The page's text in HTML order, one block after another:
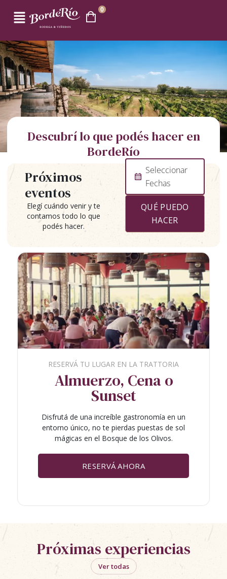
0
Descubrí lo que podés hacer en
BordeRío
Próximos
eventos
Elegí cuándo venir y te
contamos todo lo que
podés hacer.
Seleccionar
Fechas
QUÉ PUEDO
HACER
RESERVÁ TU LUGAR EN LA TRATTORIA
Almuerzo, Cena o
Sunset
Disfrutá de una increíble gastronomía en un
entorno único, no te pierdas puestas de sol
mágicas en el Bosque de los Olivos.
RESERVÁ AHORA
Próximas experiencias
Ver todas